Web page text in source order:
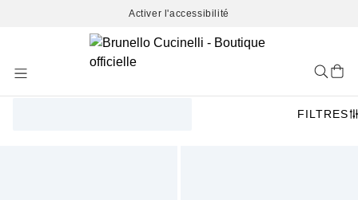
Activer l'accessibilité
Content
FILTRES